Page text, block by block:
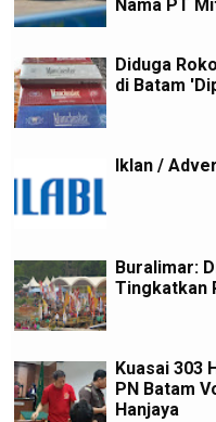
Nama PT
Diduga
di Batam
Iklan /
Buralimar:
Tingkatkan
Kuasai 303
PN Batam
Hanjaya